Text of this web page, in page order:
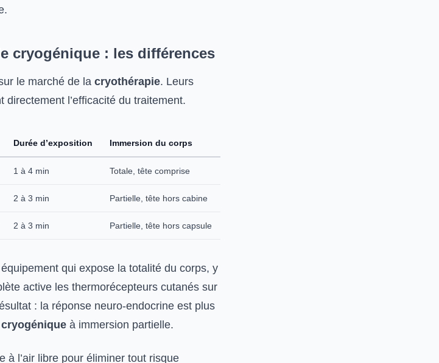
cryogénique : les différences
le marché de la cryothérapie. Leurs
l’efficacité du traitement.
Durée d’exposition Immersion du corps
1 à 4 min Totale, tête comprise
2 à 3 min Partielle, tête hors cabine
2 à 3 min Partielle, tête hors capsule
qui expose la totalité du corps, y
active les thermorécepteurs cutanés sur
: la réponse neuro-endocrine est plus
à immersion partielle.
à l’air libre pour éliminer tout risque